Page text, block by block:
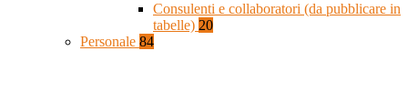
Consulenti e collaboratori (da pubblicare in
tabelle) 20
Personale 84